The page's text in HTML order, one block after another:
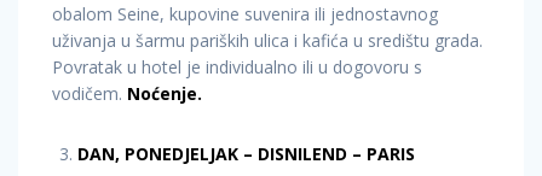
obalom Seine, kupovine suvenira ili jednostavnog
uživanja u šarmu pariških ulica i kafića u središtu grada.
Povratak u hotel je individualno ili u dogovoru s
vodičem. Noćenje.
DAN, PONEDJELJAK – DISNILEND – PARIS